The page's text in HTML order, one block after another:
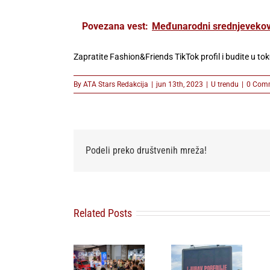
Povezana vest: Međunarodni
Zapratite Fashion&Friends TikTok profil i budite u
By ATA Stars Redakcija | jun 13th, 2023 | U trendu | 0
Podeli preko društvenih mreža!
Related Posts
pobeđuje” –
poruka koja